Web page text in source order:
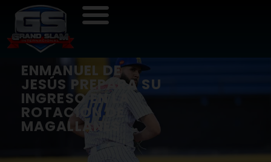
ENMANUEL DE
JESÚS PREPARA SU
INGRESO EN LA
ROTACIÓN DE
MAGALLANES